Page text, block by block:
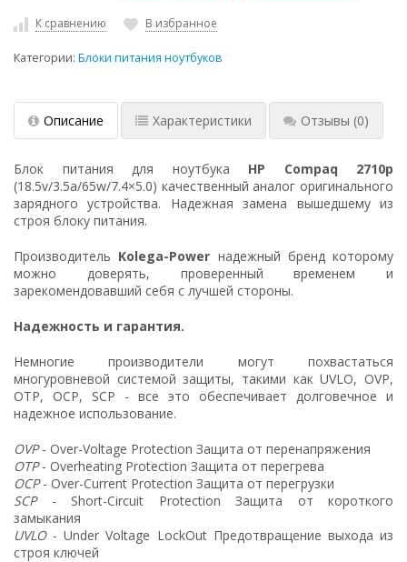
К сравнению В избранное
Категории: Блоки питания ноутбуков
Описание Характеристики Отзывы (0)
Блок питания для ноутбука HP Compaq 2710p
(18.5v/3.5a/65w/7.4×5.0) качественный аналог оригинального
зарядного устройства. Надежная замена вышедшему из
строя блоку питания.
Производитель Kolega-Power надежный бренд которому
можно доверять, проверенный временем и
зарекомендовавший себя с лучшей стороны.
Надежность и гарантия.
Немногие производители могут похвастаться
многуровневой системой защиты, такими как UVLO, OVP,
OTP, OCP, SCP - все это обеспечивает долговечное и
надежное использование.
OVP- Over-Voltage Protection Защита от перенапряжения
OTP- Overheating Protection Защита от перегрева
OCP- Over-Current Protection Защита от перегрузки
SCP- Short-Circuit Protection Защита от короткого
замыкания
UVLO- Under Voltage LockOut Предотвращение выхода из
строя ключей